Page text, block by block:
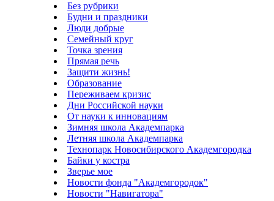
Без рубрики
Будни и праздники
Люди добрые
Семейный круг
Точка зрения
Прямая речь
Защити жизнь!
Образование
Переживаем кризис
Дни Российской науки
От науки к инновациям
Зимняя школа Академпарка
Летняя школа Академпарка
Технопарк Новосибирского Академгородка
Байки у костра
Зверье мое
Новости фонда "Академгородок"
Новости "Навигатора"